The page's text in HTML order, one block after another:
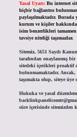
Yasal Uyarı: Bu internet
hiçbir bağlantısı
paylaşılmaktadır. Burada
kurum ve kişiler hakkında
isim benzerlikleri
tavsiye niteliği taşımazlar.
Sitemiz, 5651 Sayılı
tarafından onaylanmış bir
sitedeki içerikleri proaktif
bulunmamaktadır.
taşımakta olup, siteye
Hukuka ve yasal
süre içerisinde sitemizden